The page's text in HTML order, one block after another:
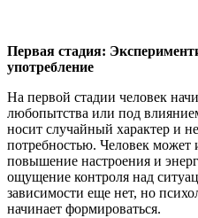
Первая стадия:
употребление
На первой стадии человек
любопытства или под
носит случайный характер и
потребностью. Человек
повышение настроения и
ощущение контроля над
зависимости еще нет, но
начинает формироваться.